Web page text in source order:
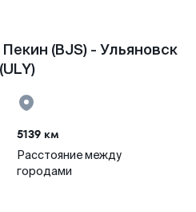
(BJS) - Ульяновск
(ULY)
5139 км
Расстояние между
городами